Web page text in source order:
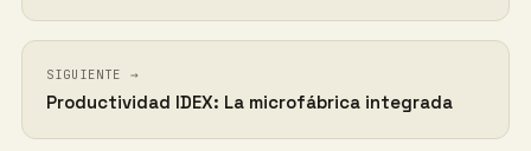
SIGUIENTE →
Productividad IDEX: La microfábrica integrada